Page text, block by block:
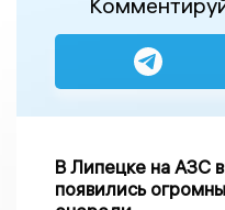
В Липецке на АЗС
появились